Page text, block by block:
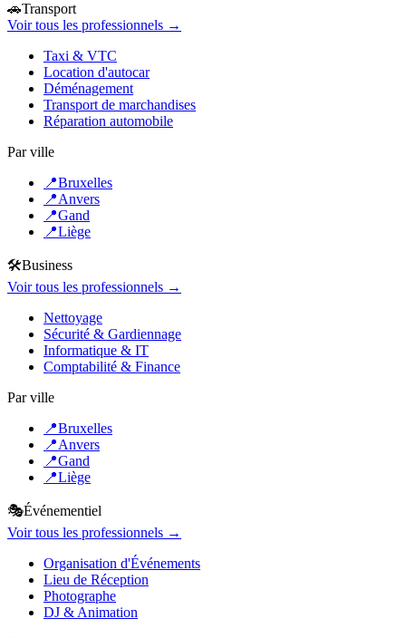
🚗Transport
Voir tous les professionnels →
Taxi & VTC
Location d'autocar
Déménagement
Transport de marchandises
Réparation automobile
Par ville
📍Bruxelles
📍Anvers
📍Gand
📍Liège
🛠️Business
Voir tous les professionnels →
Nettoyage
Sécurité & Gardiennage
Informatique & IT
Comptabilité & Finance
Par ville
📍Bruxelles
📍Anvers
📍Gand
📍Liège
🎭Événementiel
Voir tous les professionnels →
Organisation d'Événements
Lieu de Réception
Photographe
DJ & Animation